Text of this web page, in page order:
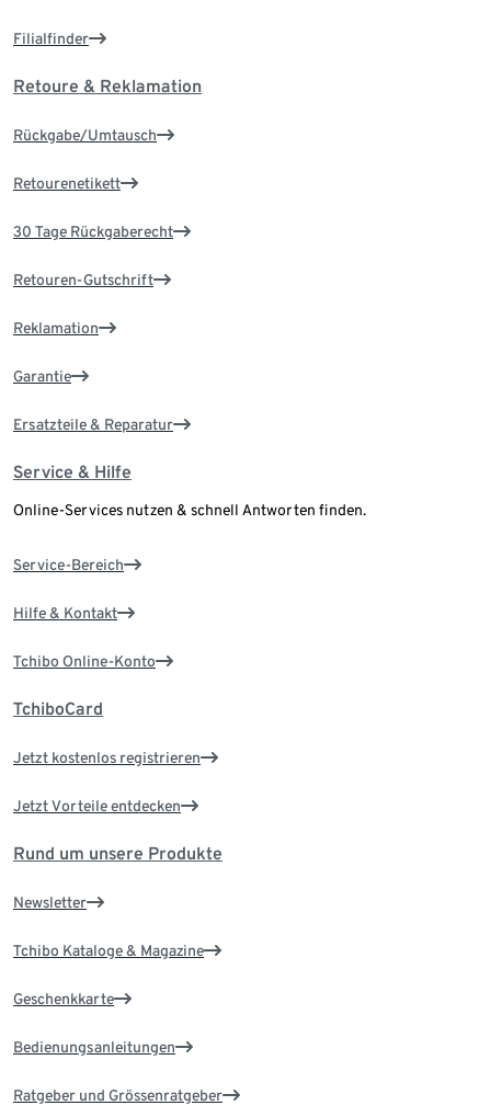
Filialfinder
Retoure & Reklamation
Rückgabe/Umtausch
Retourenetikett
30 Tage Rückgaberecht
Retouren-Gutschrift
Reklamation
Garantie
Ersatzteile & Reparatur
Service & Hilfe
Online-Services nutzen & schnell Antworten finden.
Service-Bereich
Hilfe & Kontakt
Tchibo Online-Konto
TchiboCard
Jetzt kostenlos registrieren
Jetzt Vorteile entdecken
Rund um unsere Produkte
Newsletter
Tchibo Kataloge & Magazine
Geschenkkarte
Bedienungsanleitungen
Ratgeber und Grössenratgeber